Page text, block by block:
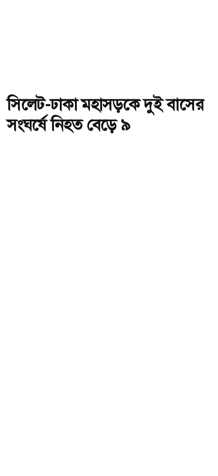
সিলেট-ঢাকা মহাসড়কে দুই বাসের
সংঘর্ষে নিহত বেড়ে ৯